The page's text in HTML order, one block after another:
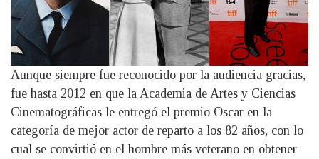
Aunque siempre fue reconocido por la audiencia gracias,
fue hasta 2012 en que la Academia de Artes y Ciencias
Cinematográficas le entregó el premio Oscar en la
categoría de mejor actor de reparto a los 82 años, con lo
cual se convirtió en el hombre más veterano en obtener